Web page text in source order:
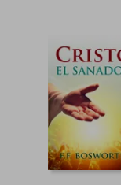
45%
dcto.